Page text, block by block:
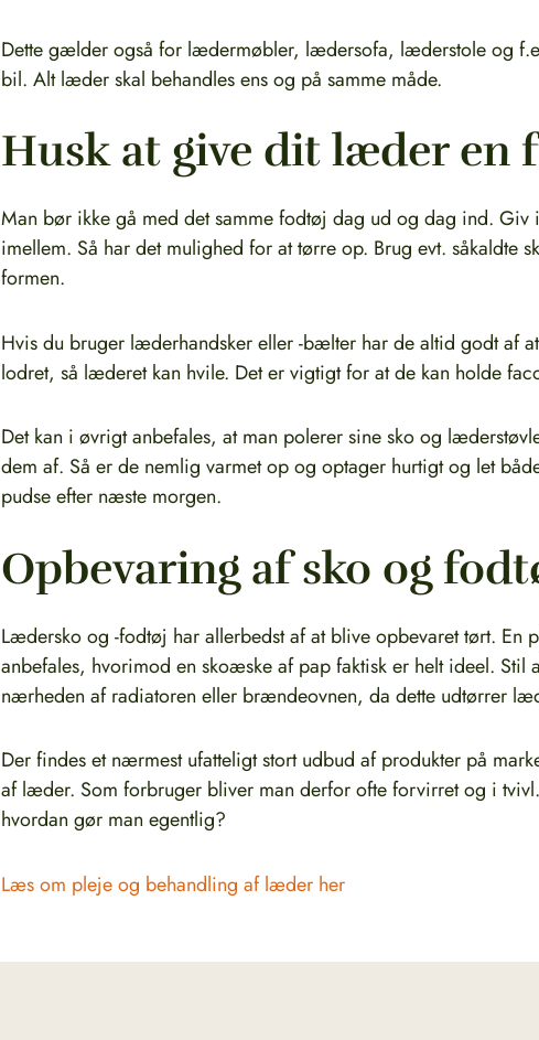
Dette gælder også for lædermøbler, lædersofa, læderstole og
bil. Alt læder skal behandles ens og på samme måde.
Husk at give dit læder en
Man bør ikke gå med det samme fodtøj dag ud og dag ind.
imellem. Så har det mulighed for at tørre op. Brug evt. såkaldte
formen.
Hvis du bruger læderhandsker eller -bælter har de altid godt af
lodret, så læderet kan hvile. Det er vigtigt for at de kan holde
Det kan i øvrigt anbefales, at man polerer sine sko og
dem af. Så er de nemlig varmet op og optager hurtigt og let
pudse efter næste morgen.
Opbevaring af sko og
Lædersko og -fodtøj har allerbedst af at blive opbevaret tørt. En
anbefales, hvorimod en skoæske af pap faktisk er helt ideel. Stil
nærheden af radiatoren eller brændeovnen, da dette udtørrer
Der findes et nærmest ufatteligt stort udbud af produkter på
af læder. Som forbruger bliver man derfor ofte forvirret og i
hvordan gør man egentlig?
Læs om pleje og behandling af læder her